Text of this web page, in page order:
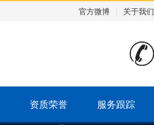
官方微博 关于我们
资质荣誉 服务跟踪